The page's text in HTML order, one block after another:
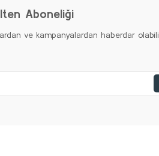
Aboneliği
ve kampanyalardan haberdar